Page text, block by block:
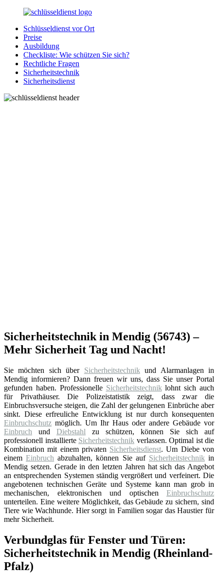
Zurück
Inhalt
SchluesseldienstDirekt.de
Ihre
Notlage
wird
gelöst!
Schlüsseldienst vor Ort
Preise
Ausbildung
Checkliste: Wie schützen Sie sich?
Rechtliche Fragen
Sicherheitstechnik
Sicherheitsdienst
Sicherheitstechnik in Mendig (56743) –
Mehr Sicherheit Tag und Nacht!
Sie möchten sich über Sicherheitstechnikund Alarmanlagen in
Mendig informieren? Dann freuen wir uns, dass Sie unser Portal
gefunden haben. Professionelle Sicherheitstechniklohnt sich auch
für Privathäuser. Die Polizeistatistik zeigt, dass zwar die
Einbruchsversuche steigen, die Zahl der gelungenen Einbrüche aber
sinkt. Diese erfreuliche Entwicklung ist nur durch konsequenten
Einbruchschutz möglich. Um Ihr Haus oder andere Gebäude vor
Einbruch und Diebstahl zu schützen, können Sie sich auf
professionell installierte Sicherheitstechnik verlassen. Optimal ist die
Kombination mit einem privaten Sicherheitsdienst. Um Diebe von
einemEinbruch abzuhalten, können Sie auf Sicherheitstechnikin
Mendig setzen. Gerade in den letzten Jahren hat sich das Angebot
an entsprechenden Systemen ständig vergrößert und verfeinert. Die
angebotenen technischen Geräte und Systeme kann man grob in
mechanischen, elektronischen und optischen Einbruchschutz
unterteilen. Eine weitere Möglichkeit, das Gebäude zu sichern, sind
Tiere wie Wachhunde. Hier sorgt in Familien sogar das Haustier für
mehr Sicherheit.
Verbundglas für Fenster und Türen:
Sicherheitstechnik in Mendig (Rheinland-
Pfalz)